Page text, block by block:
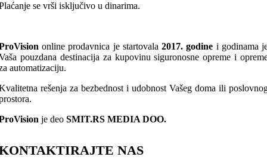
se vrši isključivo u dinarima.
online prodavnica je startovala2017. godine i godinama
pouzdana destinacija za kupovinu siguronosne opreme i
automatizaciju.
rešenja za bezbednost i udobnost Vašeg doma ili
je deo SMIT.RS MEDIA DOO.
NAS